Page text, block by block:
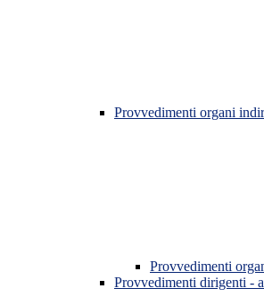
Provvedimenti organi
Provvedimenti
Provvedimenti dirigenti -